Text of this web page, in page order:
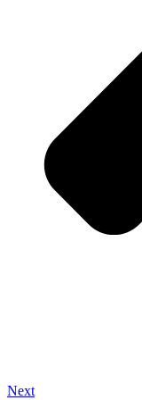
Next